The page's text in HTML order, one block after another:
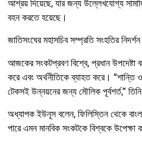
আশ্রয় দিয়েছে, যার জন্য উল্লেখযোগ্য
বহন করতে হয়েছে।
জাতিসংঘের মহাসচিব সম্প্রতি সংহতির
আজকের সংকটপ্রবণ বিশ্বে, প্রধান উপদেষ্টা
করে এবং অর্থনীতিকে ব্যাহত করে। “শান্তি
টেকসই উন্নয়নের জন্য মৌলিক পূর্বশর্ত,”
অধ্যাপক ইউনূস বলেন, ফিলিস্তিন থেকে
পারে এমন মানবিক সংকটকে বিশ্বকে উপেক্ষা